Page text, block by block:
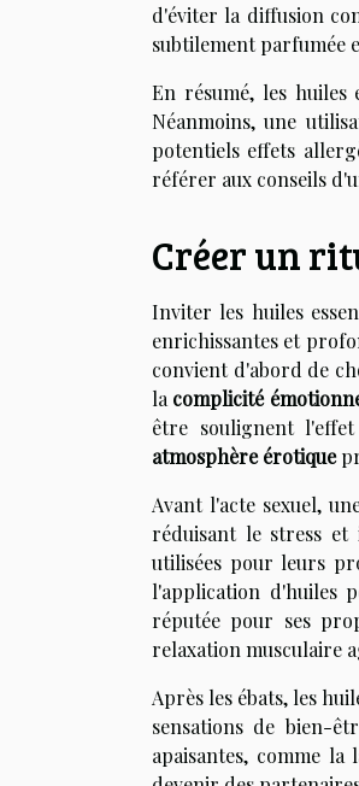
d'éviter la diffusion
subtilement parfumée
En résumé, les
Néanmoins, une
potentiels effets
référer aux conseils
Créer un
Inviter les huiles
enrichissantes et
convient d'abord de
la complicité
être soulignent
atmosphère érotique
Avant l'acte sexuel,
réduisant le stress et
utilisées pour leurs
l'application d'huiles
réputée pour ses
relaxation musculaire
Après les ébats, les
sensations de bien-
apaisantes, comme